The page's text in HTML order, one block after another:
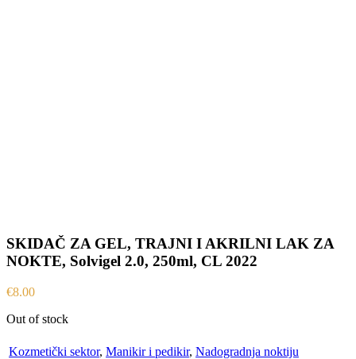
SKIDAČ ZA GEL, TRAJNI I AKRILNI LAK ZA
NOKTE, Solvigel 2.0, 250ml, CL 2022
€8.00
Out of stock
Kozmetički sektor, Manikir i pedikir, Nadogradnja noktiju